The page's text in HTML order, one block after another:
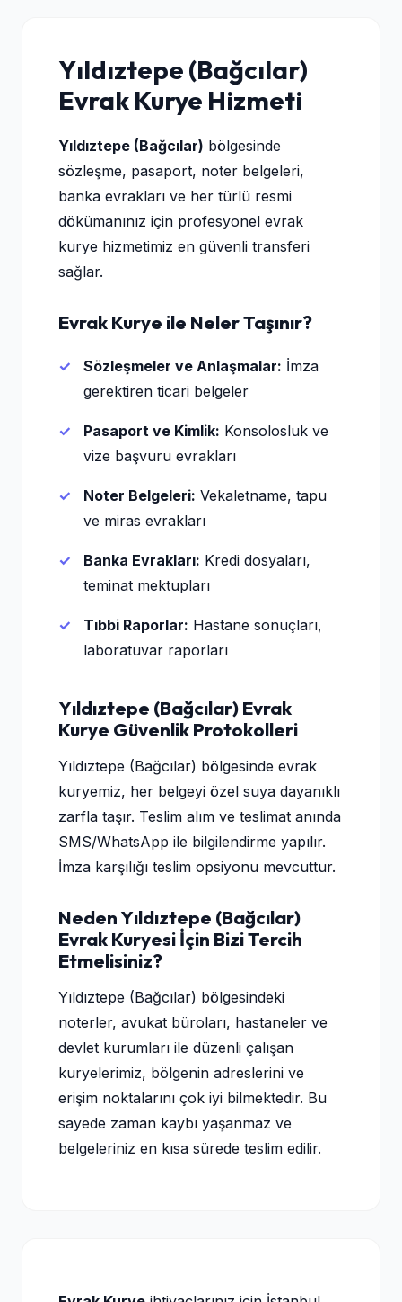
Yıldıztepe (Bağcılar)
Evrak Kurye Hizmeti
Yıldıztepe (Bağcılar) bölgesinde
sözleşme, pasaport, noter belgeleri,
banka evrakları ve her türlü resmi
dökümanınız için profesyonel evrak
kurye hizmetimiz en güvenli transferi
sağlar.
Evrak Kurye ile Neler Taşınır?
Sözleşmeler ve Anlaşmalar: İmza
gerektiren ticari belgeler
Pasaport ve Kimlik: Konsolosluk ve
vize başvuru evrakları
Noter Belgeleri: Vekaletname, tapu
ve miras evrakları
Banka Evrakları: Kredi dosyaları,
teminat mektupları
Tıbbi Raporlar: Hastane sonuçları,
laboratuvar raporları
Yıldıztepe (Bağcılar) Evrak
Kurye Güvenlik Protokolleri
Yıldıztepe (Bağcılar) bölgesinde evrak
kuryemiz, her belgeyi özel suya dayanıklı
zarfla taşır. Teslim alım ve teslimat anında
SMS/WhatsApp ile bilgilendirme yapılır.
İmza karşılığı teslim opsiyonu mevcuttur.
Neden Yıldıztepe (Bağcılar)
Evrak Kuryesi İçin Bizi Tercih
Etmelisiniz?
Yıldıztepe (Bağcılar) bölgesindeki
noterler, avukat büroları, hastaneler ve
devlet kurumları ile düzenli çalışan
kuryelerimiz, bölgenin adreslerini ve
erişim noktalarını çok iyi bilmektedir. Bu
sayede zaman kaybı yaşanmaz ve
belgeleriniz en kısa sürede teslim edilir.